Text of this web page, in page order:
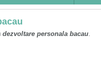
dezvoltare personala bacau.